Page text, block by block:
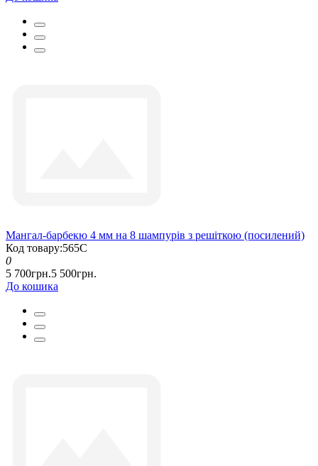
Мангал-барбекю 4 мм на 8 шампурів з решіткою (посилений)
Код товару:565С
0
5 700грн.5 500грн.
До кошика